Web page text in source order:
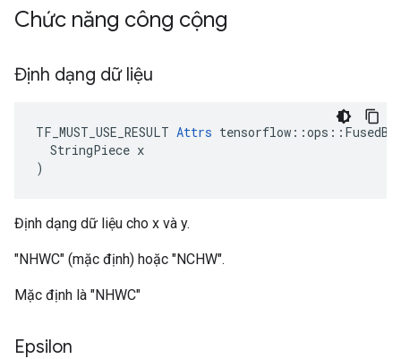
Chức năng công cộng
Định dạng dữ liệu
TF_MUST_USE_RESULT Attrs
  StringPiece x
)
Định dạng dữ liệu cho x và y.
"NHWC" (mặc định) hoặc "NCHW".
Mặc định là "NHWC"
Epsilon